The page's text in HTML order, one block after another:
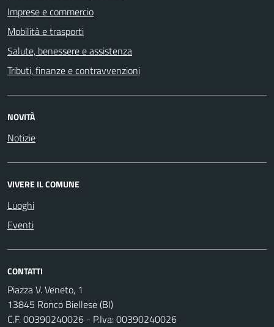
Imprese e commercio
Mobilità e trasporti
Salute, benessere e assistenza
Tributi, finanze e contravvenzioni
NOVITÀ
Notizie
VIVERE IL COMUNE
Luoghi
Eventi
CONTATTI
Piazza V. Veneto, 1
13845 Ronco Biellese (BI)
C.F. 00390240026 - P.Iva: 00390240026